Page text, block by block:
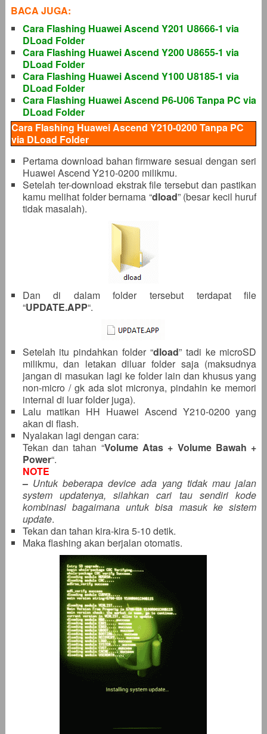
BACA JUGA:
Cara Flashing Huawei Ascend Y201 U8666-1 via
DLoad Folder
Cara Flashing Huawei Ascend Y200 U8655-1 via
DLoad Folder
Cara Flashing Huawei Ascend Y100 U8185-1 via
DLoad Folder
Cara Flashing Huawei Ascend P6-U06 Tanpa PC via
DLoad Folder
Cara Flashing Huawei Ascend Y210-0200 Tanpa PC
via DLoad Folder
Pertama download bahan firmware sesuai dengan seri
Huawei Ascend Y210-0200 milikmu.
Setelah ter-download ekstrak file tersebut dan pastikan
kamu melihat folder bernama “dload” (besar kecil huruf
tidak masalah).
Dan di dalam folder tersebut terdapat file
“UPDATE.APP“.
Setelah itu pindahkan folder “dload” tadi ke microSD
milikmu, dan letakan diluar folder saja (maksudnya
jangan di masukan lagi ke folder lain dan khusus yang
non-micro / gk ada slot micronya, pindahin ke memori
internal di luar folder juga).
Lalu matikan HH Huawei Ascend Y210-0200 yang
akan di flash.
Nyalakan lagi dengan cara:
Tekan dan tahan “Volume Atas + Volume Bawah +
Power“.
NOTE
– Untuk beberapa device ada yang tidak mau jalan
system updatenya, silahkan cari tau sendiri kode
kombinasi bagaimana untuk bisa masuk ke sistem
update.
Tekan dan tahan kira-kira 5-10 detik.
Maka flashing akan berjalan otomatis.